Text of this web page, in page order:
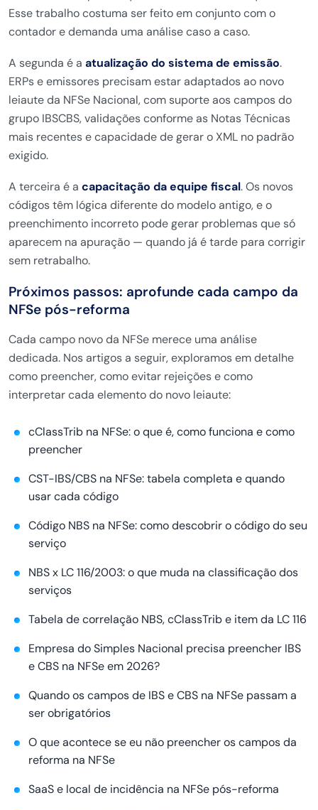
Esse trabalho costuma ser feito em conjunto com o
contador e demanda uma análise caso a caso.
A segunda é a atualização do sistema de emissão.
ERPs e emissores precisam estar adaptados ao novo
leiaute da NFSe Nacional, com suporte aos campos do
grupo IBSCBS, validações conforme as Notas Técnicas
mais recentes e capacidade de gerar o XML no padrão
exigido.
A terceira é a capacitação da equipe fiscal. Os novos
códigos têm lógica diferente do modelo antigo, e o
preenchimento incorreto pode gerar problemas que só
aparecem na apuração — quando já é tarde para corrigir
sem retrabalho.
Próximos passos: aprofunde cada campo da
NFSe pós-reforma
Cada campo novo da NFSe merece uma análise
dedicada. Nos artigos a seguir, exploramos em detalhe
como preencher, como evitar rejeições e como
interpretar cada elemento do novo leiaute:
cClassTrib na NFSe: o que é, como funciona e como
preencher
CST-IBS/CBS na NFSe: tabela completa e quando
usar cada código
Código NBS na NFSe: como descobrir o código do seu
serviço
NBS x LC 116/2003: o que muda na classificação dos
serviços
Tabela de correlação NBS, cClassTrib e item da LC 116
Empresa do Simples Nacional precisa preencher IBS
e CBS na NFSe em 2026?
Quando os campos de IBS e CBS na NFSe passam a
ser obrigatórios
O que acontece se eu não preencher os campos da
reforma na NFSe
SaaS e local de incidência na NFSe pós-reforma